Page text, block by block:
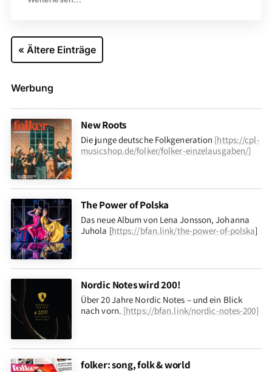
« Ältere Einträge
Werbung
New Roots
Die junge deutsche Folkgeneration [https://cpl-
musicshop.de/folker/folker-einzelausgaben/]
The Power of Polska
Das neue Album von Lena Jonsson, Johanna
Juhola [https://bfan.link/the-power-of-polska]
Nordic Notes wird 200!
Über 20 Jahre Nordic Notes – und ein Blick
nach vorn. [https://bfan.link/nordic-notes-200]
folker: song, folk & world